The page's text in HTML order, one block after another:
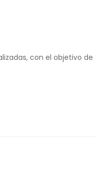
con el objetivo de